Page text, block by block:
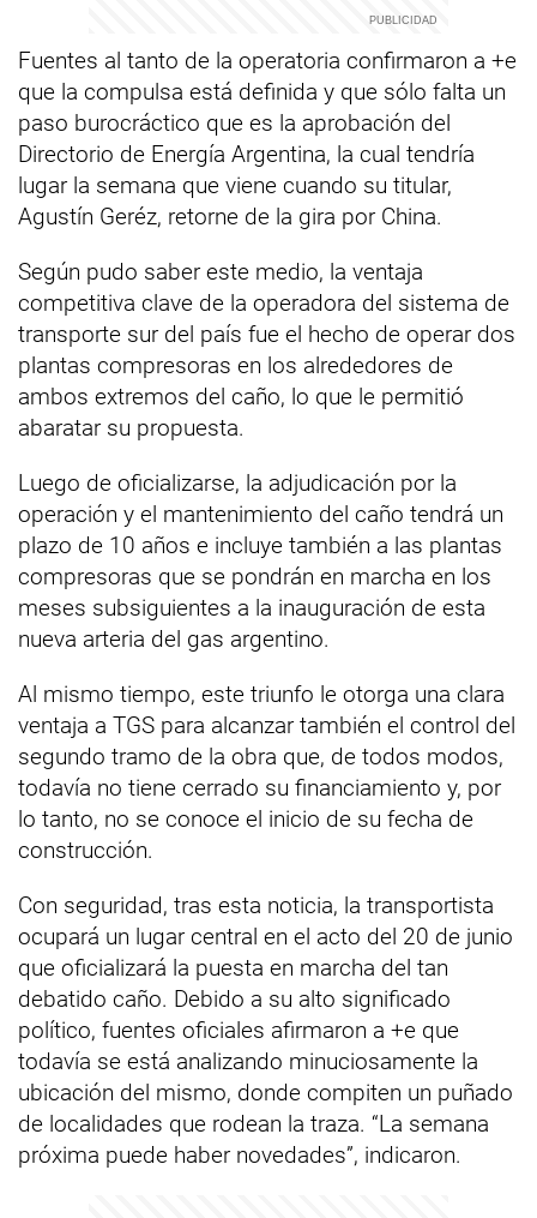
Fuentes al tanto de la operatoria confirmaron a +e
que la compulsa está definida y que sólo falta un
paso burocráctico que es la aprobación del
Directorio de Energía Argentina, la cual tendría
lugar la semana que viene cuando su titular,
Agustín Geréz, retorne de la gira por China.
Según pudo saber este medio, la ventaja
competitiva clave de la operadora del sistema de
transporte sur del país fue el hecho de operar dos
plantas compresoras en los alrededores de
ambos extremos del caño, lo que le permitió
abaratar su propuesta.
Luego de oficializarse, la adjudicación por la
operación y el mantenimiento del caño tendrá un
plazo de 10 años e incluye también a las plantas
compresoras que se pondrán en marcha en los
meses subsiguientes a la inauguración de esta
nueva arteria del gas argentino.
Al mismo tiempo, este triunfo le otorga una clara
ventaja a TGS para alcanzar también el control del
segundo tramo de la obra que, de todos modos,
todavía no tiene cerrado su financiamiento y, por
lo tanto, no se conoce el inicio de su fecha de
construcción.
Con seguridad, tras esta noticia, la transportista
ocupará un lugar central en el acto del 20 de junio
que oficializará la puesta en marcha del tan
debatido caño. Debido a su alto significado
político, fuentes oficiales afirmaron a +e que
todavía se está analizando minuciosamente la
ubicación del mismo, donde compiten un puñado
de localidades que rodean la traza. “La semana
próxima puede haber novedades”, indicaron.